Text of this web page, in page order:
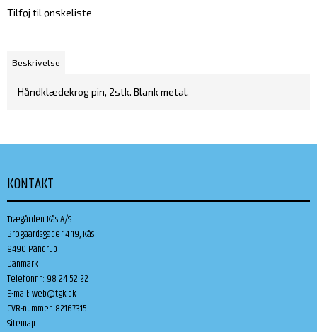
Tilføj til ønskeliste
Beskrivelse
Håndklædekrog pin, 2stk. Blank metal.
KONTAKT
Trægården Kås A/S
Brogaardsgade 14-19, Kås
9490 Pandrup
Danmark
Telefonnr.: 98 24 52 22
E-mail:web@tgk.dk
CVR-nummer: 82167315
Sitemap